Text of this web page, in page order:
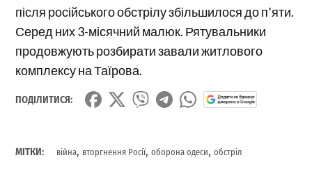
після російського обстрілу збільшилося до п’яти.
Серед них 3-місячний малюк. Рятувальники
продовжують розбирати завали житлового
комплексу на Таїрова.
ПОДІЛИТИСЯ:
МІТКИ: війна, вторгнення Росії,оборона одеси,обстріл